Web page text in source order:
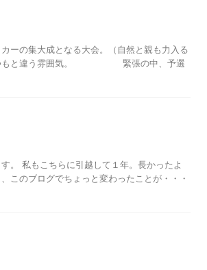
ーの集大成となる大会。（自然と親も力入る
いつもと違う雰囲気。 緊張の中、予選
。 私もこちらに引越して１年。長かったよ
このブログでちょっと変わったことが・・・